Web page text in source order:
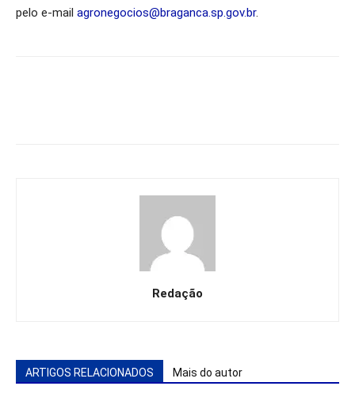
pelo e-mail agronegocios@braganca.sp.gov.br.
Redação
ARTIGOS RELACIONADOS Mais do autor